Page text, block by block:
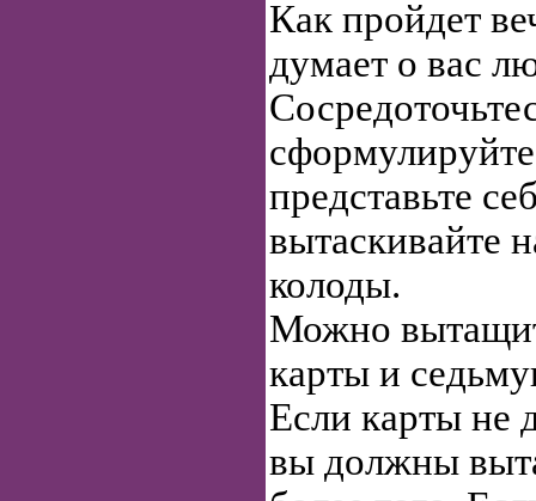
Как пройдет
думает о вас
представьте
вытаскивайте
колоды.
Можно
карты и
Если карты не
вы должны